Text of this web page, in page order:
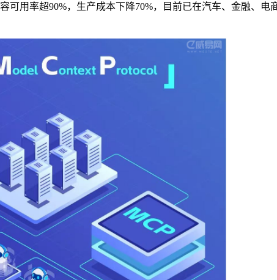
用率超90%，生产成本下降70%，目前已在汽车、金融、